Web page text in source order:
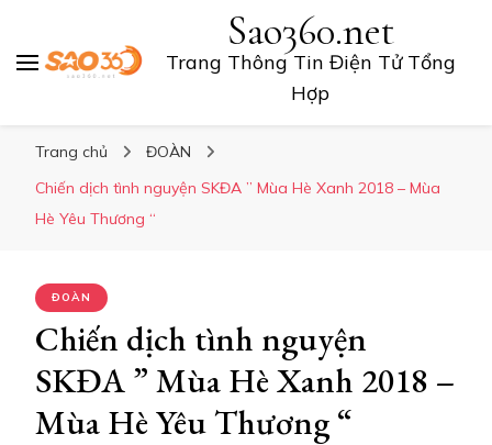
Sao360.net
Trang Thông Tin Điện Tử Tổng
Hợp
Trang chủ
ĐOÀN
Chiến dịch tình nguyện SKĐA ” Mùa Hè Xanh 2018 – Mùa
Hè Yêu Thương “
ĐOÀN
Chiến dịch tình nguyện
SKĐA ” Mùa Hè Xanh 2018 –
Mùa Hè Yêu Thương “